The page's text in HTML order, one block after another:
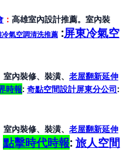
： 高雄室內設計推薦。室內裝
冷氣空調清洗推薦 :屏東冷氣空
內裝修、裝潢、 老屋翻新延伸
時報: 奇點空間設計屏東分公司:
內裝修、裝潢、 老屋翻新延伸
點擊時代時報: 旅人空間